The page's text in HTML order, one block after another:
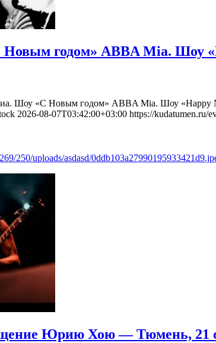
годом» ABBA Mia. Шоу
Шоу «С Новым годом» ABBA Mia. Шоу «Happy
2026-08-07T03:42:00+03:00 https://kudatumen.ru/
250/uploads/asdasd/
Юрию Хою — Тюмень, 21